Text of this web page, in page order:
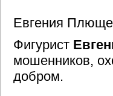
Евгения
Фигурист
мошенников,
добром.